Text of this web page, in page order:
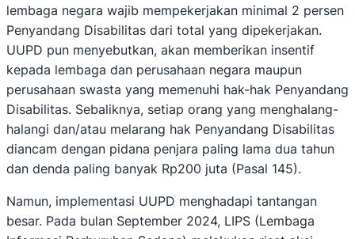
lembaga negara wajib mempekerjakan minimal 2 persen
Penyandang Disabilitas dari total yang dipekerjakan.
UUPD pun menyebutkan, akan memberikan insentif
kepada lembaga dan perusahaan negara maupun
perusahaan swasta yang memenuhi hak-hak Penyandang
Disabilitas. Sebaliknya, setiap orang yang menghalang-
halangi dan/atau melarang hak Penyandang Disabilitas
diancam dengan pidana penjara paling lama dua tahun
dan denda paling banyak Rp200 juta (Pasal 145).
Namun, implementasi UUPD menghadapi tantangan
besar. Pada bulan September 2024, LIPS (Lembaga